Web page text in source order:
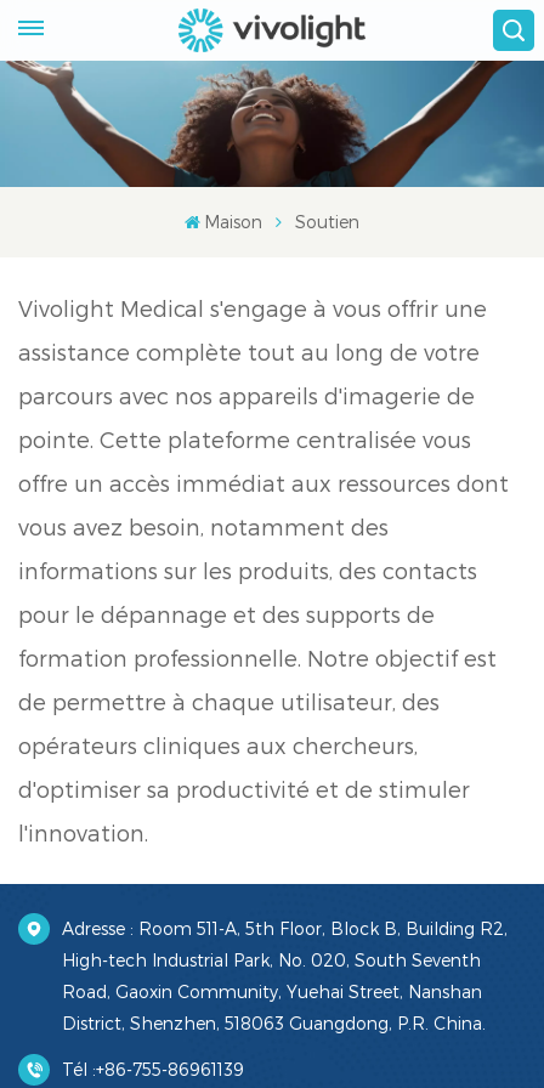
Maison Soutien
Vivolight Medical s'engage à vous offrir une
assistance complète tout au long de votre
parcours avec nos appareils d'imagerie de
pointe. Cette plateforme centralisée vous
offre un accès immédiat aux ressources dont
vous avez besoin, notamment des
informations sur les produits, des contacts
pour le dépannage et des supports de
formation professionnelle. Notre objectif est
de permettre à chaque utilisateur, des
opérateurs cliniques aux chercheurs,
d'optimiser sa productivité et de stimuler
l'innovation.
Adresse : Room 511-A, 5th Floor, Block B, Building R2,
High-tech Industrial Park, No. 020, South Seventh
Road, Gaoxin Community, Yuehai Street, Nanshan
District, Shenzhen, 518063 Guangdong, P.R. China.
Tél :+86-755-86961139